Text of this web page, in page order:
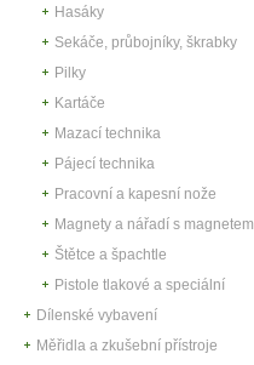
Hasáky
Sekáče, průbojníky, škrabky
Pilky
Kartáče
Mazací technika
Pájecí technika
Pracovní a kapesní nože
Magnety a nářadí s magnetem
Štětce a špachtle
Pistole tlakové a speciální
Dílenské vybavení
Měřidla a zkušební přístroje